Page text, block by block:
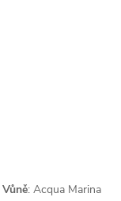
Vůně: Acqua Marina